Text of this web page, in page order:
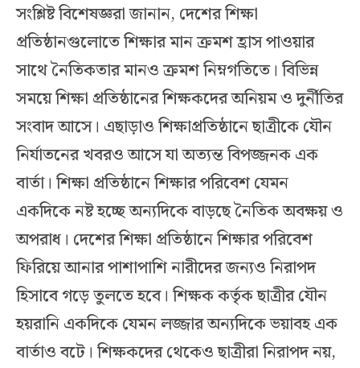
সংশ্লিষ্ট বিশেষজ্ঞরা জানান, দেশের শিক্ষা
প্রতিষ্ঠানগুলোতে শিক্ষার মান ক্রমশ হ্রাস পাওয়ার
সাথে নৈতিকতার মানও ক্রমশ নিম্নগতিতে। বিভিন্ন
সময়ে শিক্ষা প্রতিষ্ঠানের শিক্ষকদের অনিয়ম ও দুর্নীতির
সংবাদ আসে। এছাড়াও শিক্ষাপ্রতিষ্ঠানে ছাত্রীকে যৌন
নির্যাতনের খবরও আসে যা অত্যন্ত বিপজ্জনক এক
বার্তা। শিক্ষা প্রতিষ্ঠানে শিক্ষার পরিবেশ যেমন
একদিকে নষ্ট হচ্ছে অন্যদিকে বাড়ছে নৈতিক অবক্ষয় ও
অপরাধ। দেশের শিক্ষা প্রতিষ্ঠানে শিক্ষার পরিবেশ
ফিরিয়ে আনার পাশাপাশি নারীদের জন্যও নিরাপদ
হিসাবে গড়ে তুলতে হবে। শিক্ষক কর্তৃক ছাত্রীর যৌন
হয়রানি একদিকে যেমন লজ্জার অন্যদিকে ভয়াবহ এক
বার্তাও বটে। শিক্ষকদের থেকেও ছাত্রীরা নিরাপদ নয়,